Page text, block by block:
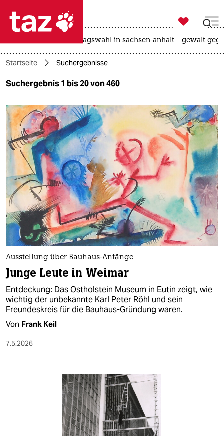
 taz zahl ich
taz zahl ich
themen
politik
öko
gesellschaft
kultur
sport
berlin
nord
wahrheit
verlag
verlag
unterstützen
genossenschaft

taz zahl ich
landtagswahl in sachsen-anhalt gewalt
Startseite Suchergebnisse
Suchergebnis 1 bis 20 von 460
Ausstellung über Bauhaus-Anfänge
Junge Leute in Weimar
Entdeckung: Das Ostholstein Museum in Eutin zeigt, wie
wichtig der unbekannte Karl Peter Röhl und sein
Freundeskreis für die Bauhaus-Gründung waren.
Von Frank Keil
7.5.2026